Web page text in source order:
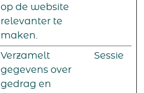
op de website
relevanter te
maken.
Verzamelt
gegevens over
gedrag en
Sessie